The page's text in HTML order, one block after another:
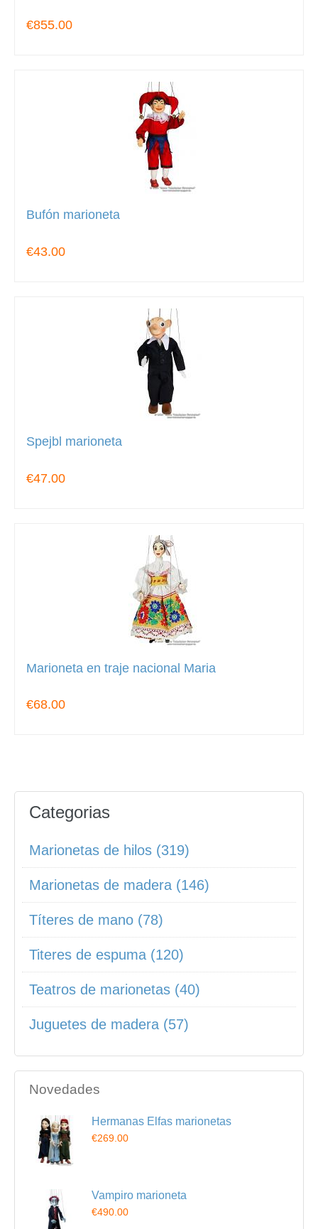
€855.00
Bufón marioneta
€43.00
Spejbl marioneta
€47.00
Marioneta en traje nacional Maria
€68.00
Categorias
Marionetas de hilos (319)
Marionetas de madera (146)
Títeres de mano (78)
Titeres de espuma (120)
Teatros de marionetas (40)
Juguetes de madera (57)
Novedades
Hermanas Elfas marionetas
€269.00
Vampiro marioneta
€490.00